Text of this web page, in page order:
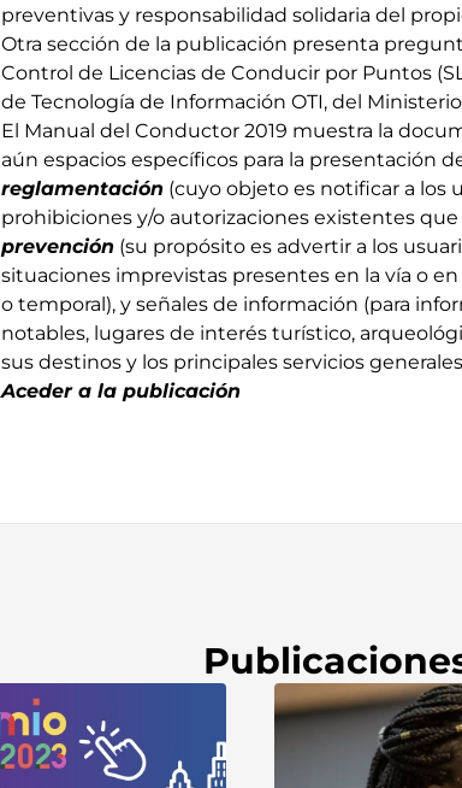
preventivas y responsabilidad solidaria del
Otra sección de la publicación presenta
Control de Licencias de Conducir por Puntos
de Tecnología de Información OTI, del
El Manual del Conductor 2019 muestra la
aún espacios específicos para la presentación
reglamentación (cuyo objeto es notificar a los
prohibiciones y/o autorizaciones existentes
prevención (su propósito es advertir a los
situaciones imprevistas presentes en la vía o
o temporal), y señales de información (para
notables, lugares de interés turístico,
sus destinos y los principales servicios
Aceder a la publicación